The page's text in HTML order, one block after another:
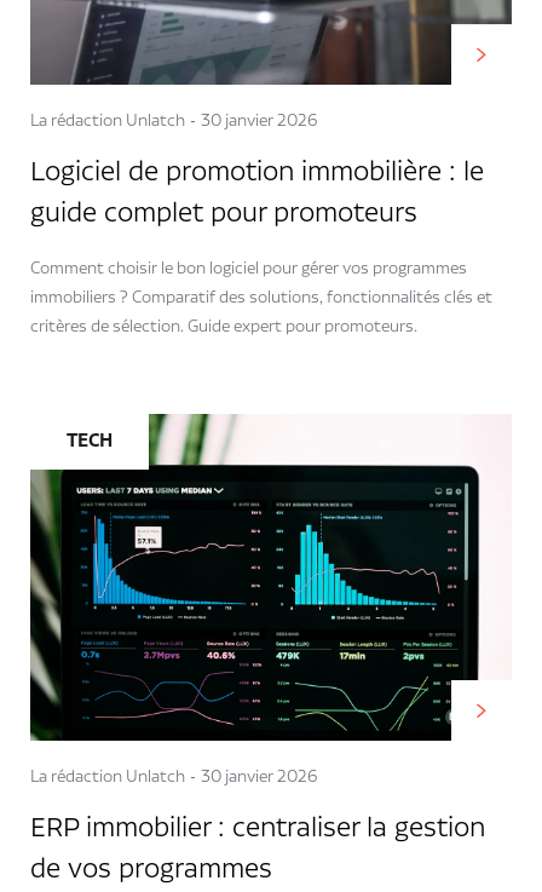
La rédaction Unlatch 30 janvier 2026
Logiciel de promotion immobilière : le
guide complet pour promoteurs
Comment choisir le bon logiciel pour gérer vos programmes
immobiliers ? Comparatif des solutions, fonctionnalités clés et
critères de sélection. Guide expert pour promoteurs.
TECH
La rédaction Unlatch 30 janvier 2026
ERP immobilier : centraliser la gestion
de vos programmes